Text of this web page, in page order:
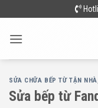
to
content
SỬA CHỮA BẾP TỪ TẬN NHÀ
Sửa bếp từ